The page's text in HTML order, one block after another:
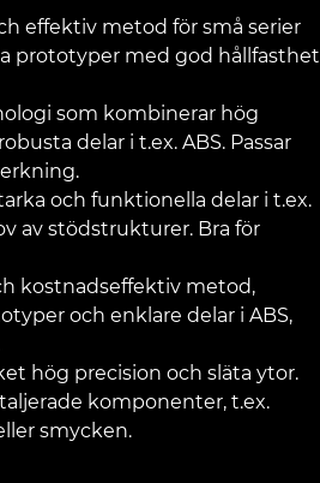
effektiv metod för små serier
prototyper med god hållfasthet
som kombinerar hög
delar i t.ex. ABS. Passar
och funktionella delar i t.ex.
av stödstrukturer. Bra för
kostnadseffektiv metod,
och enklare delar i ABS,
hög precision och släta ytor.
komponenter, t.ex.
smycken.